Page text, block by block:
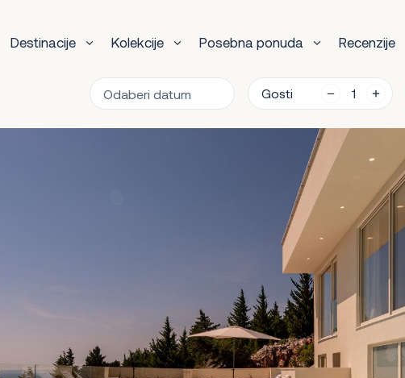
Destinacije Kolekcije Posebna ponuda Recenzije
Gosti